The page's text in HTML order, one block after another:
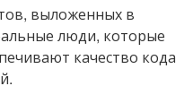
выложенных в
люди, которые
качество кода